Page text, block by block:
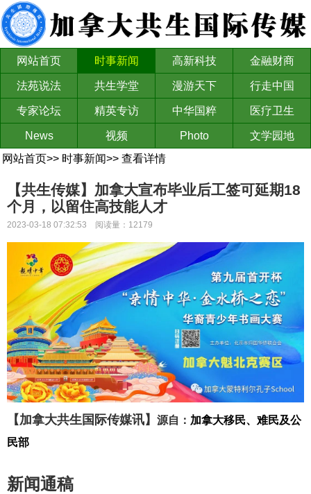
网站首页 时事新闻 高新科技 金融财商
法苑说法 共生学堂 漫游天下 行走中国
专家论坛 精英专访 中华国粹 医疗卫生
News 视频 Photo
文学园地
网站首页>> 时事新闻>> 查看详情
【共生传媒】加拿大宣布毕业后工签可延期18
个月，以留住高技能人才
2023-03-18 07:32:53 阅读量：12179
【加拿大共生国际传媒讯】源自： 加拿大移民、难民及公
民部
新闻通稿